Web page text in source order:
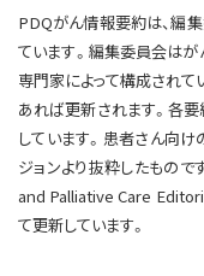
PDQがん情報要約は、編
ています。編集委員会は
専門家によって構成されて
あれば更新されます。各
しています。患者さん向
ジョンより抜粋したもの
and Palliative Care
て更新しています。